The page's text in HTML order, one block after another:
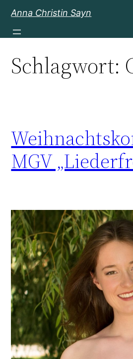
Inhalt
springen
Anna Christin Sayn
Schlagwort:
MGV